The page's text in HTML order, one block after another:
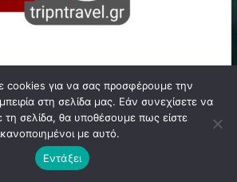
cookies για να σας προσφέρουμε την
στη σελίδα μας. Εάν συνεχίσετε να
τη σελίδα, θα υποθέσουμε πως είστε
με αυτό.
Εντάξει